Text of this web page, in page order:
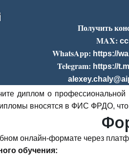
Получить
MAX:
WhatsApp: https://
Telegram: https://
диплом о
вносятся в ФИС ФРДО, что
онлайн-формате через
обучения: